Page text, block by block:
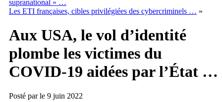
supranational » …
Les ETI françaises, cibles privilégiées des cybercriminels … »
Aux USA, le vol d’identité
plombe les victimes du
COVID-19 aidées par l’État …
Posté par le 9 juin 2022